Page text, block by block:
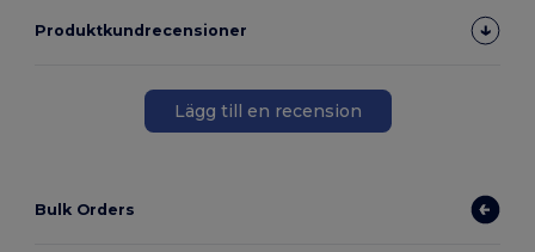
Produktkundrecensioner
Lägg till en recension
Bulk Orders